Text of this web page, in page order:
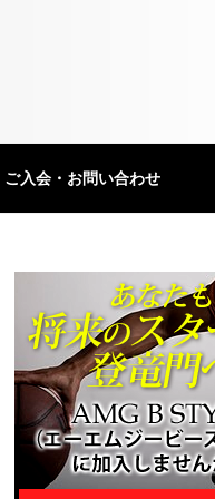
ご入会・お問い合わせ